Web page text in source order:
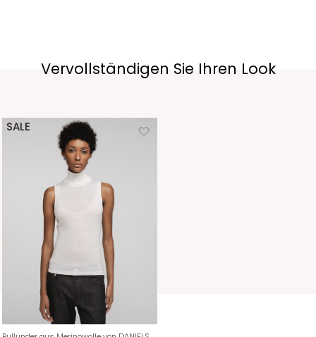
Vervollständigen Sie Ihren Look
SALE